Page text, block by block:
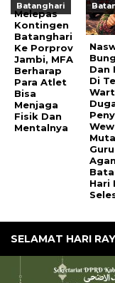
Batanghari
Melepas
Kontingen
Batanghari
Ke Porprov
Jambi, MFA
Berharap
Para Atlet
Bisa
Menjaga
Fisik Dan
Mentalnya
Dan
Di
Guru
Hari
SELAMAT HARI